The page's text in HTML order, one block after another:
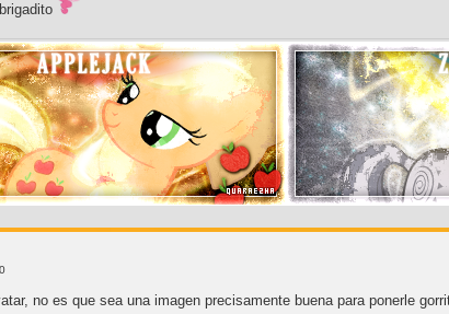
no es que sea una imagen precisamente buena para ponerle